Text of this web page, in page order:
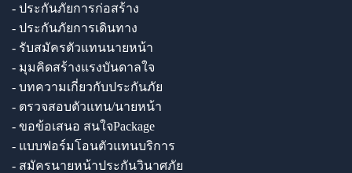
- ประกันภัยการก่อสร้าง
- ประกันภัยการเดินทาง
- รับสมัครตัวแทนนายหน้า
- มุมคิดสร้างแรงบันดาลใจ
- บทความเกี่ยวกับประกันภัย
- ตรวจสอบตัวแทน/นายหน้า
- ขอข้อเสนอ สนใจPackage
- แบบฟอร์มโอนตัวแทนบริการ
- สมัครนายหน้าประกันวินาศภัย